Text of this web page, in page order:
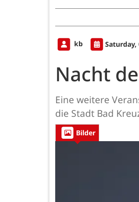
kb Saturday,
Nacht
Eine weitere
die Stadt Bad
Bilder